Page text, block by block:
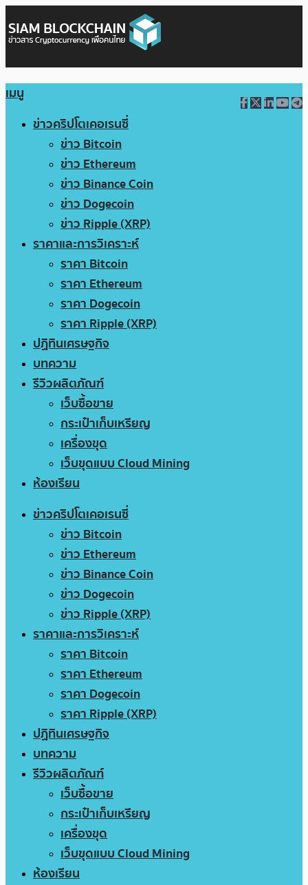
เมนู
ข่าวคริปโตเคอเรนซี่
ข่าว Bitcoin
ข่าว Ethereum
ข่าว Binance Coin
ข่าว Dogecoin
ข่าว Ripple (XRP)
ราคาและการวิเคราะห์
ราคา Bitcoin
ราคา Ethereum
ราคา Dogecoin
ราคา Ripple (XRP)
ปฏิทินเศรษฐกิจ
บทความ
รีวิวผลิตภัณฑ์
เว็บซื้อขาย
กระเป๋าเก็บเหรียญ
เครื่องขุด
เว็บขุดแบบ Cloud Mining
ห้องเรียน
ข่าวคริปโตเคอเรนซี่
ข่าว Bitcoin
ข่าว Ethereum
ข่าว Binance Coin
ข่าว Dogecoin
ข่าว Ripple (XRP)
ราคาและการวิเคราะห์
ราคา Bitcoin
ราคา Ethereum
ราคา Dogecoin
ราคา Ripple (XRP)
ปฏิทินเศรษฐกิจ
บทความ
รีวิวผลิตภัณฑ์
เว็บซื้อขาย
กระเป๋าเก็บเหรียญ
เครื่องขุด
เว็บขุดแบบ Cloud Mining
ห้องเรียน